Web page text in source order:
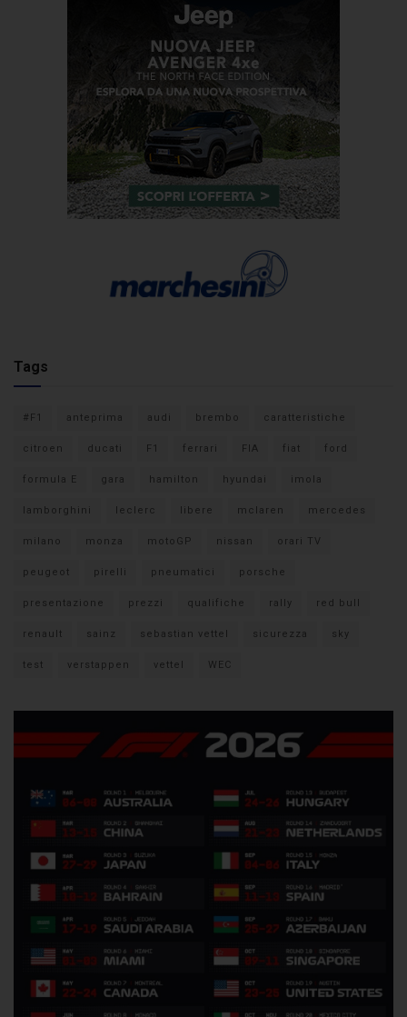
Tags
#F1 anteprima audi brembo caratteristiche
citroen ducati F1 ferrari FIA fiat ford
formula E gara hamilton hyundai imola
lamborghini leclerc libere mclaren mercedes
milano monza motoGP nissan orari TV
peugeot pirelli pneumatici porsche
presentazione prezzi qualifiche rally red bull
renault sainz sebastian vettel sicurezza sky
test verstappen vettel WEC